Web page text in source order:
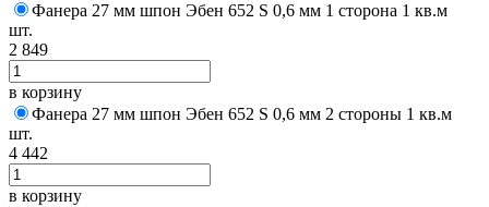
Фанера 27 мм шпон Эбен 652 S 0,6 мм 1 сторона 1 кв.м
шт.
2 849
в корзину
Фанера 27 мм шпон Эбен 652 S 0,6 мм 2 стороны 1 кв.м
шт.
4 442
в корзину